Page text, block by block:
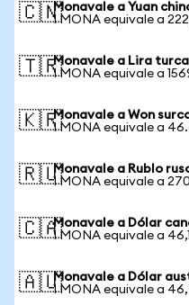
🇨🇳Monavale a Yuan
1 MONA equivale a
🇹🇷Monavale a Lira turca
1 MONA equivale a
🇰🇷Monavale a Won
1 MONA equivale a
🇷🇺Monavale a Rublo
1 MONA equivale a
🇨🇦Monavale a Dólar
1 MONA equivale a
🇦🇺Monavale a Dólar
1 MONA equivale a